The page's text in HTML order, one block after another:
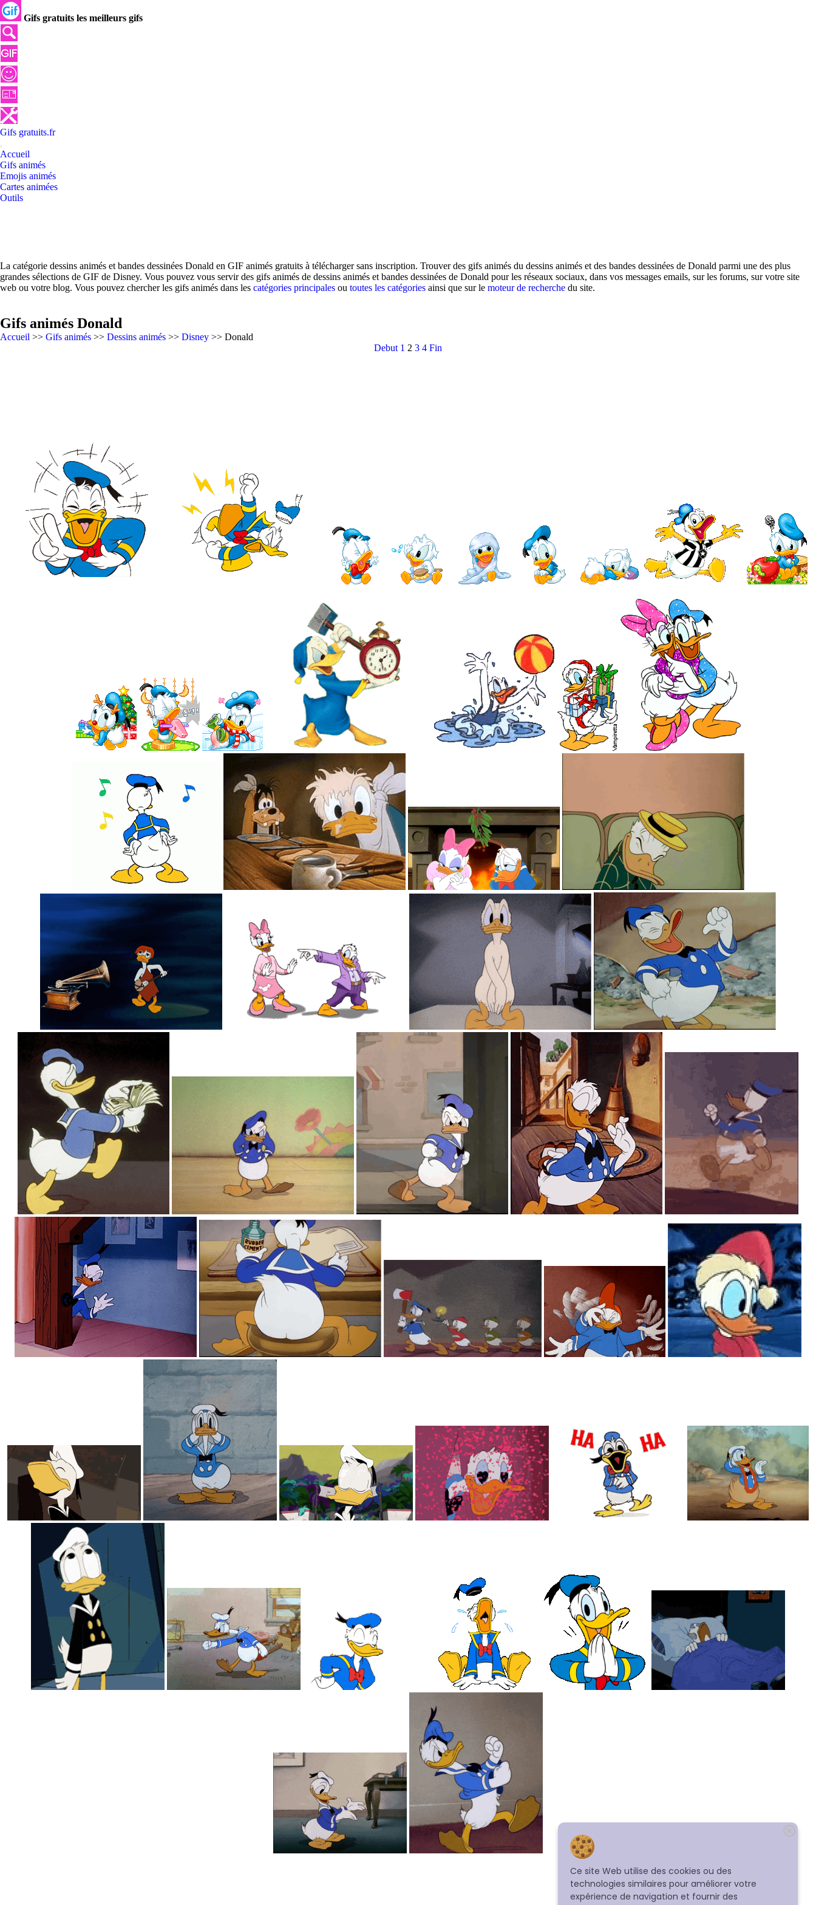
Gifs gratuits les meilleurs gifs
Gifs gratuits.fr
Accueil
Gifs animés
Emojis animés
Cartes animées
Outils
La catégorie dessins animés et bandes dessinées Donald en GIF animés gratuits à télécharger sans inscription. Trouver des gifs animés du dessins animés et des bandes dessinées de Donald parmi une des plus
grandes sélections de GIF de Disney. Vous pouvez vous servir des gifs animés de dessins animés et bandes dessinées de Donald pour les réseaux sociaux, dans vos messages emails, sur les forums, sur votre site
web ou votre blog. Vous pouvez chercher les gifs animés dans les catégories principales ou toutes les catégories ainsi que sur le moteur de recherche du site.
Gifs animés Donald
Accueil >> Gifs animés >> Dessins animés >> Disney >> Donald
Debut 1 2 3 4 Fin
Ce site Web utilise des cookies ou des
technologies similaires pour améliorer votre
expérience de navigation et fournir des